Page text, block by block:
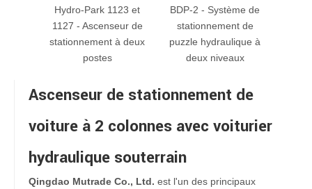
Hydro-Park 1123 et
1127 - Ascenseur de
stationnement à deux
postes
BDP-2 - Système de
stationnement de
puzzle hydraulique à
deux niveaux
Ascenseur de stationnement de
voiture à 2 colonnes avec voiturier
hydraulique souterrain
Qingdao Mutrade Co., Ltd. est l'un des principaux